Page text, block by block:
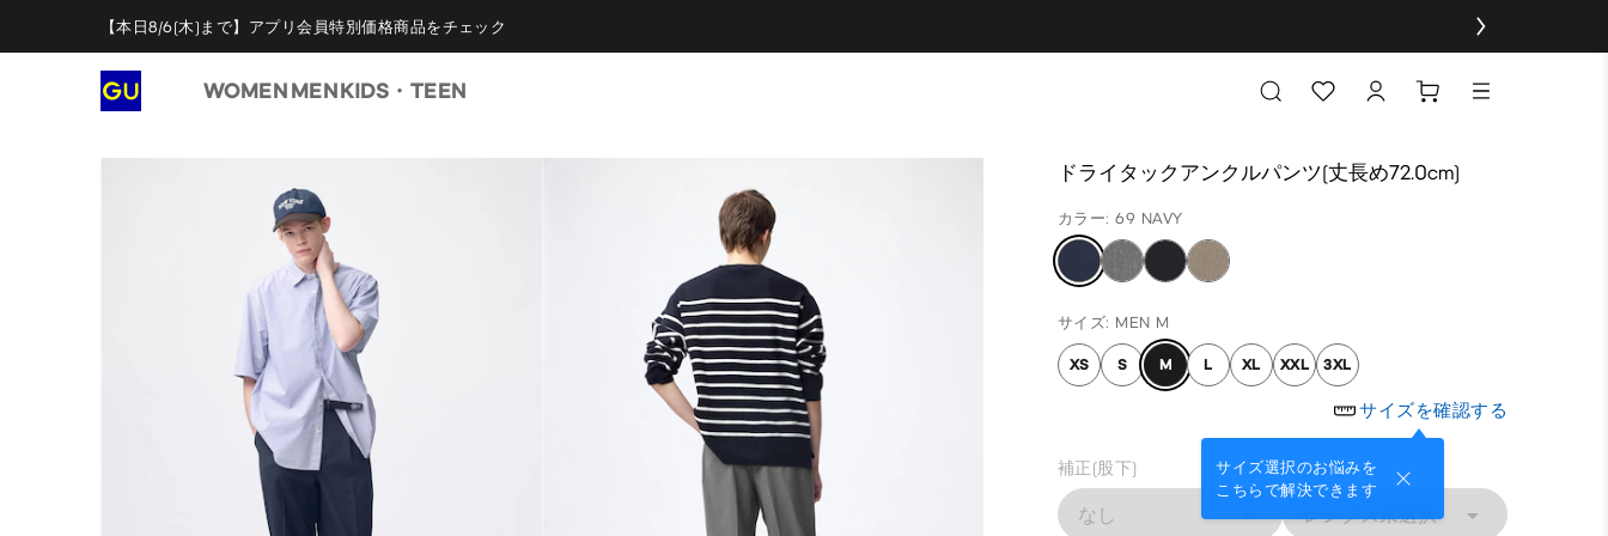
【本日8/6(木)まで】アプリ会員特別価格商品をチェック
WOMEN MENKIDS・TEEN
ドライタックアンクルパンツ(丈長め72.0cm)
カラー: 69 NAVY
サイズ: MEN M
XS S M L XL XXL 3XL
サイズを確認する
サイズ選択のお悩みを
こちらで解決できます
補正(股下)
なし レングス未選択